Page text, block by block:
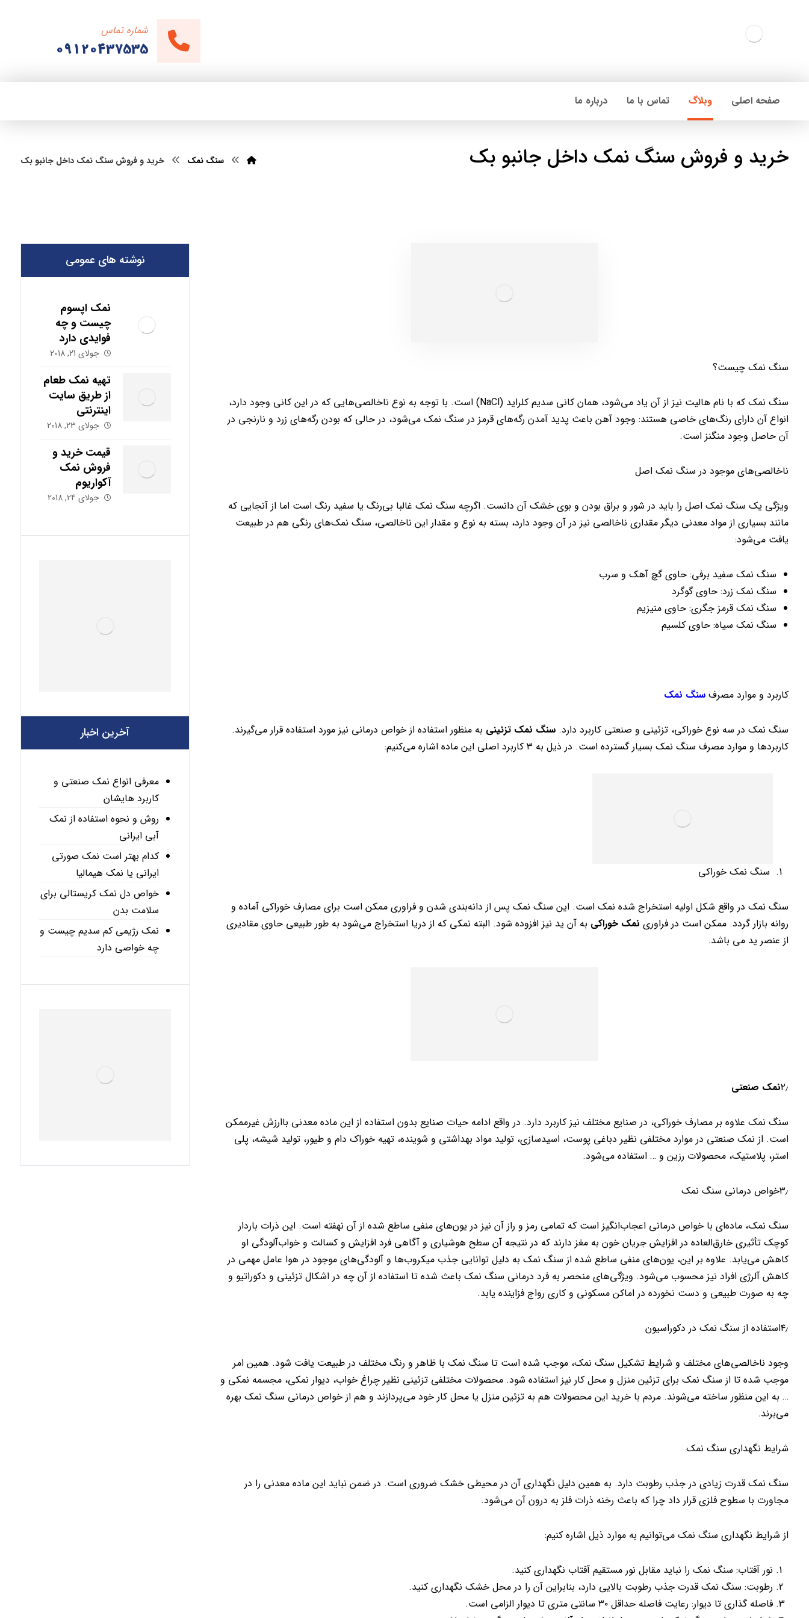
شماره تماس
09120437535
صفحه اصلی وبلاگ تماس با ما درباره ما
خرید و فروش سنگ نمک داخل جانبو بک سنگ نمک خرید و فروش سنگ نمک داخل جانبو بک
سنگ نمک چیست؟
سنگ نمک که با نام هالیت نیز از آن یاد می‌شود، همان کانی سدیم کلراید (NaCl) است. با توجه به نوع ناخالصی‌هایی که در این کانی وجود دارد،
انواع آن دارای رنگ‌های خاصی هستند: وجود آهن باعث پدید آمدن رگه‌های قرمز در سنگ نمک می‌شود، در حالی که بودن رگه‌های زرد و نارنجی در
آن حاصل وجود منگنز است.
ناخالصی‌های موجود در سنگ نمک اصل
ویژگی یک سنگ نمک اصل را باید در شور و براق بودن و بوی خشک آن دانست. اگرچه سنگ نمک غالبا بی‌رنگ یا سفید رنگ است اما از آنجایی که
مانند بسیاری از مواد معدنی دیگر مقداری ناخالصی نیز در آن وجود دارد، بسته به نوع و مقدار این ناخالصی، سنگ نمک‌های رنگی هم در طبیعت
یافت می‌شود:
سنگ نمک سفید برفی: حاوی گچ آهک و سرب
سنگ نمک زرد: حاوی گوگرد
سنگ نمک قرمز جگری: حاوی منیزیم
سنگ نمک سیاه: حاوی کلسیم
کاربرد و موارد مصرف سنگ نمک
سنگ نمک در سه نوع خوراکی، تزئینی و صنعتی کاربرد دارد. سنگ نمک تزئینی به منظور استفاده از خواص درمانی نیز مورد استفاده قرار می‌گیرند.
کاربردها و موارد مصرف سنگ نمک بسیار گسترده است. در ذیل به ۳ کاربرد اصلی این ماده اشاره می‌کنیم:
سنگ نمک خوراکی
سنگ نمک در واقع شکل اولیه استخراج شده نمک است. این سنگ نمک پس از دانه‌بندی شدن و فراوری ممکن است برای مصارف خوراکی آماده و
روانه بازار گردد. ممکن است در فراوری نمک خوراکی به آن ید نیز افزوده شود. البته نمکی که از دریا استخراج می‌شود به طور طبیعی حاوی مقادیری
از عنصر ید می باشد.
۲٫نمک صنعتی
سنگ نمک علاوه بر مصارف خوراکی، در صنایع مختلف نیز کاربرد دارد. در واقع ادامه حیات صنایع بدون استفاده از این ماده معدنی باارزش غیرممکن
است. از نمک صنعتی در موارد مختلفی نظیر دباغی پوست، اسیدسازی، تولید مواد بهداشتی و شوینده، تهیه خوراک دام و طیور، تولید شیشه، پلی
استر، پلاستیک، محصولات رزین و … استفاده می‌شود.
۳٫خواص درمانی سنگ نمک
سنگ نمک، ماده‌ای با خواص درمانی اعجاب‌انگیز است که تمامی رمز و راز آن نیز در یون‌های منفی ساطع شده از آن نهفته است. این ذرات باردار
کوچک تأثیری خارق‌العاده در افزایش جریان خون به مغز دارند که در نتیجه آن سطح هوشیاری و آگاهی فرد افزایش و کسالت و خواب‌آلودگی او
کاهش می‌یابد. علاوه بر این، یون‌های منفی ساطع شده از سنگ نمک به دلیل توانایی جذب میکروب‌‌ها و آلودگی‌های موجود در هوا عامل مهمی در
کاهش آلرژی افراد نیز محسوب می‌شود. ویژگی‌های منحصر به فرد درمانی سنگ نمک باعث شده تا استفاده از آن چه در اشکال تزئینی و دکوراتیو و
چه به صورت طبیعی و دست‌ نخورده در اماکن مسکونی و کاری رواج فزاینده یابد.
۴٫استفاده از سنگ نمک در دکوراسیون
وجود ناخالصی‌های مختلف و شرایط تشکیل سنگ نمک، موجب شده است تا سنگ نمک با ظاهر و رنگ مختلف در طبیعت یافت شود. همین امر
موجب شده تا از سنگ نمک برای تزئین منزل و محل کار نیز استفاده شود. محصولات مختلفی تزئینی نظیر چراغ خواب، دیوار نمکی، مجسمه نمکی و
… به این منظور ساخته می‌شوند. مردم با خرید این محصولات هم به تزئین منزل یا محل کار خود می‌پردازند و هم از خواص درمانی سنگ نمک بهره
می‌برند.
شرایط نگهداری سنگ نمک
سنگ نمک قدرت زیادی در جذب رطوبت دارد. به همین دلیل نگهداری آن در محیطی خشک ضروری است. در ضمن نباید این ماده معدنی را در
مجاورت با سطوح فلزی قرار داد چرا که باعث رخنه ذرات فلز به درون آن می‌شود.
از شرایط نگهداری سنگ نمک می‌توانیم به موارد ذیل اشاره کنیم:
نور آفتاب: سنگ نمک را نباید مقابل نور مستقیم آفتاب نگهداری کنید.
رطوبت: سنگ نمک قدرت جذب رطوبت بالایی دارد، بنابراین آن را در محل خشک نگهداری کنید.
فاصله گذاری تا دیوار: رعایت فاصله حداقل ۳۰ سانتی متری تا دیوار الزامی است.
نوشته های عمومی
نمک اپسوم
چیست و چه
فوایدی دارد
جولای 21, 2018
تهیه نمک طعام
از طریق سایت
اینترنتی
جولای 23, 2018
قیمت خرید و
فروش نمک
آکواریوم
جولای 24, 2018
آخرین اخبار
معرفی انواع نمک صنعتی و
کاربرد هایشان
روش و نحوه استفاده از نمک
آبی ایرانی
کدام بهتر است نمک صورتی
ایرانی یا نمک هیمالیا
خواص دل نمک کریستالی برای
سلامت بدن
نمک رژیمی کم سدیم چیست و
چه خواصی دارد